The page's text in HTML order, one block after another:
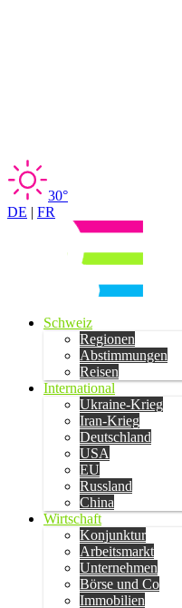
30°
DE | FR
Schweiz
Regionen
Abstimmungen
Reisen
International
Ukraine-Krieg
Iran-Krieg
Deutschland
USA
EU
Russland
China
Wirtschaft
Konjunktur
Arbeitsmarkt
Unternehmen
Börse und Co
Immobilien